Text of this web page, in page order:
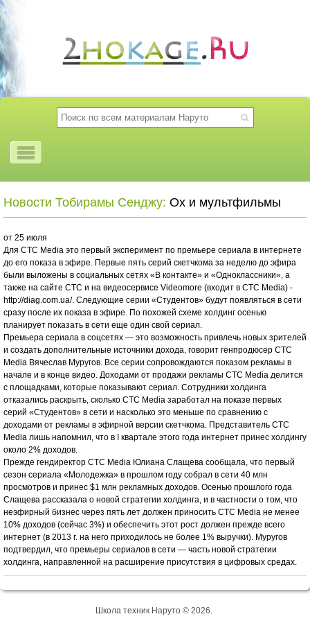
Новости Тобирамы Сенджу: Ох и мультфильмы
от 25 июля
Для CTC Media это первый эксперимент по премьере сериала в интернете
до его показа в эфире. Первые пять серий скетчкома за неделю до эфира
были выложены в социальных сетях «В контакте» и «Одноклассники», а
также на сайте CTC и на видеосервисе Videomore (входит в CTC Media) -
http://diag.com.ua/. Следующие серии «Студентов» будут появляться в сети
сразу после их показа в эфире. По похожей схеме холдинг осенью
планирует показать в сети еще один свой сериал.
Премьера сериала в соцсетях — это возможность привлечь новых зрителей
и создать дополнительные источники дохода, говорит генпродюсер CTC
Media Вячеслав Муругов. Все серии сопровождаются показом рекламы в
начале и в конце видео. Доходами от продажи рекламы CTC Media делится
с площадками, которые показывают сериал. Сотрудники холдинга
отказались раскрыть, сколько CTC Media заработал на показе первых
серий «Студентов» в сети и насколько это меньше по сравнению с
доходами от рекламы в эфирной версии скетчкома. Представитель CTC
Media лишь напомнил, что в I квартале этого года интернет принес холдингу
около 2% доходов.
Прежде гендиректор CTC Media Юлиана Слащева сообщала, что первый
сезон сериала «Молодежка» в прошлом году собрал в сети 40 млн
просмотров и принес $1 млн рекламных доходов. Осенью прошлого года
Слащева рассказала о новой стратегии холдинга, и в частности о том, что
неэфирный бизнес через пять лет должен приносить CTC Media не менее
10% доходов (сейчас 3%) и обеспечить этот рост должен прежде всего
интернет (в 2013 г. на него приходилось не более 1% выручки). Муругов
подтвердил, что премьеры сериалов в сети — часть новой стратегии
холдинга, направленной на расширение присутствия в цифровых средах.
Школа техник Наруто © 2026.